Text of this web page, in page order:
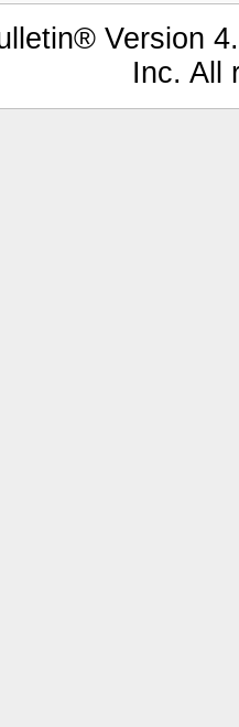
Version
Inc. All